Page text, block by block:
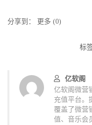
分享到： 更多 (0)
标签
亿软阁
亿软阁微营
充值平台。
覆盖了微营
值、音乐会